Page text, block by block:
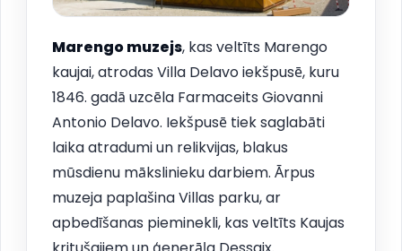
Marengo muzejs, kas veltīts Marengo
kaujai, atrodas Villa Delavo iekšpusē, kuru
1846. gadā uzcēla Farmaceits Giovanni
Antonio Delavo. Iekšpusē tiek saglabāti
laika atradumi un relikvijas, blakus
mūsdienu mākslinieku darbiem. Ārpus
muzeja paplašina Villas parku, ar
apbedīšanas pieminekli, kas veltīts Kaujas